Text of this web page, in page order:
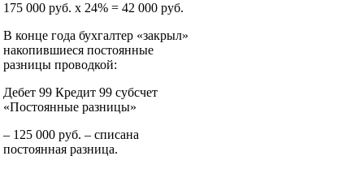
175 000 руб. x 24% = 42 000 руб.
В конце года бухгалтер «закрыл»
накопившиеся постоянные
разницы проводкой:
Дебет 99 Кредит 99 субсчет
«Постоянные разницы»
– 125 000 руб. – списана
постоянная разница.